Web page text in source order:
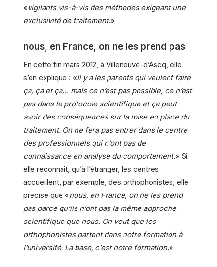
«vigilants vis-à-vis des méthodes exigeant une
exclusivité de traitement.»
nous, en France, on ne les prend pas
En cette fin mars 2012, à Villeneuve-d’Ascq, elle
s’en explique : «Il y a les parents qui veulent faire
ça, ça et ça… mais ce n’est pas possible, ce n’est
pas dans le protocole scientifique et ça peut
avoir des conséquences sur la mise en place du
traitement. On ne fera pas entrer dans le centre
des professionnels qui n’ont pas de
connaissance en analyse du comportement.» Si
elle reconnaît, qu’à l’étranger, les centres
accueillent, par exemple, des orthophonistes, elle
précise que «nous, en France, on ne les prend
pas parce qu’ils n’ont pas la même approche
scientifique que nous. On veut que les
orthophonistes partent dans notre formation à
l’université. La base, c’est notre formation.»